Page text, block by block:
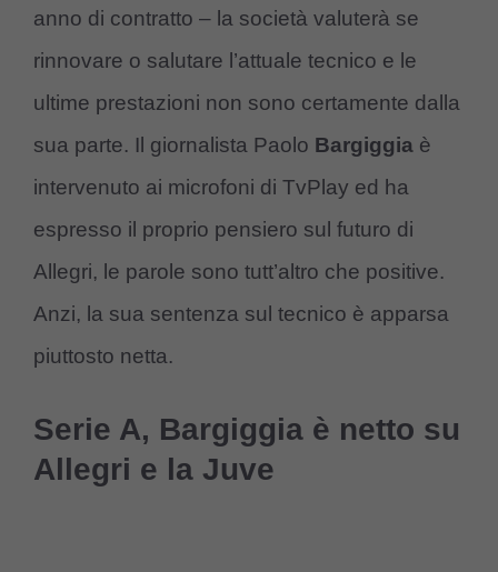
anno di contratto – la società valuterà se
rinnovare o salutare l’attuale tecnico e le
ultime prestazioni non sono certamente dalla
sua parte. Il giornalista Paolo Bargiggia è
intervenuto ai microfoni di TvPlay ed ha
espresso il proprio pensiero sul futuro di
Allegri, le parole sono tutt’altro che positive.
Anzi, la sua sentenza sul tecnico è apparsa
piuttosto netta.
Serie A, Bargiggia è netto su
Allegri e la Juve